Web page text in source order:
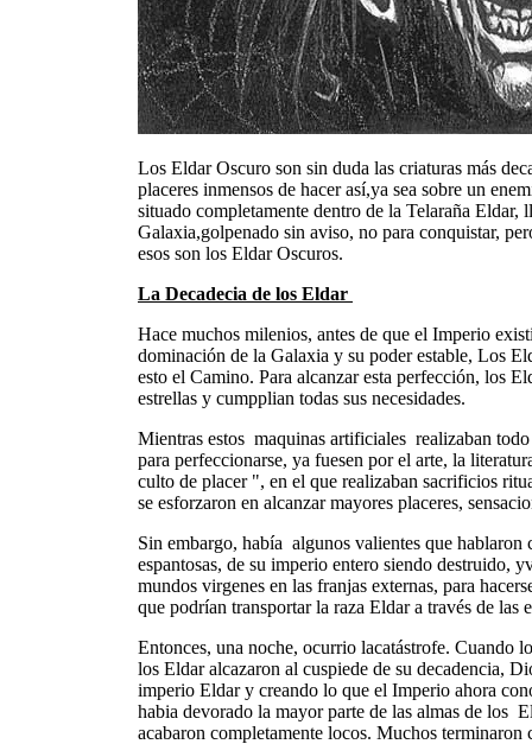
Los Eldar Oscuro son sin duda las criaturas más
placeres inmensos de hacer así,ya sea sobre un
situado completamente dentro de la Telaraña
Galaxia,golpenado sin aviso, no para conquistar,
esos son los Eldar Oscuros.
La Decadecia de los Eldar
Hace muchos milenios, antes de que el Imperio
dominación de la Galaxia y su poder estable, Los
esto el Camino. Para alcanzar esta perfección, los
estrellas y cumpplian todas sus necesidades.
Mientras estos maquinas artificiales realizaban
para perfeccionarse, ya fuesen por el arte, la
culto de placer ", en el que realizaban sacrificios
se esforzaron en alcanzar mayores placeres,
Sin embargo, había algunos valientes que
espantosas, de su imperio entero siendo destruido,
mundos virgenes en las franjas externas, para
que podrían transportar la raza Eldar a través de
Entonces, una noche, ocurrio lacatástrofe. Cuando
los Eldar alcazaron al cuspiede de su decadencia,
imperio Eldar y creando lo que el Imperio ahora
habia devorado la mayor parte de las almas de los
acabaron completamente locos. Muchos